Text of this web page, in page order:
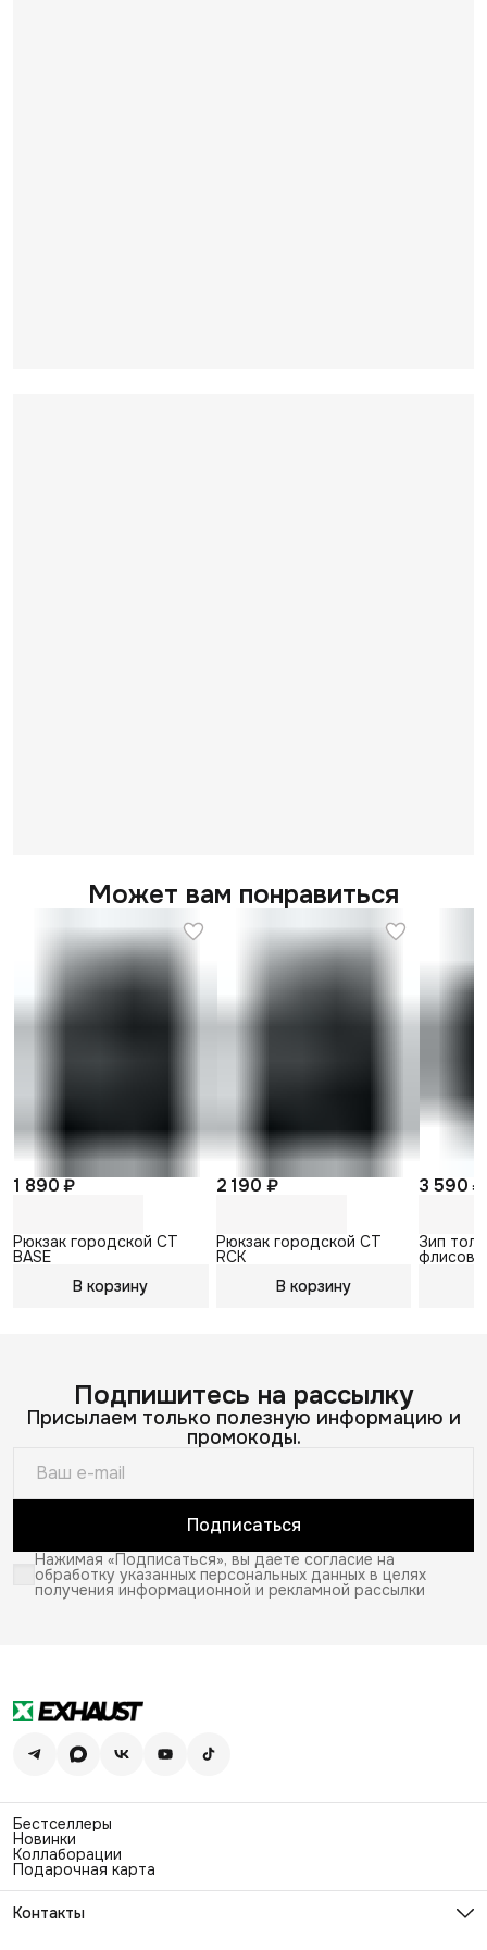
Может вам понравиться
1 890 ₽
Рюкзак городской CT
BASE
В корзину
2 190 ₽
Рюкзак городской CT
RCK
В корзину
3 590 ₽
Зип
Подпишитесь на рассылку
Присылаем только полезную информацию и
промокоды.
Подписаться
Нажимая «Подписаться», вы даете согласие на
обработку указанных персональных данных в целях
получения информационной и рекламной рассылки
Бестселлеры
Новинки
Коллаборации
Подарочная карта
Контакты